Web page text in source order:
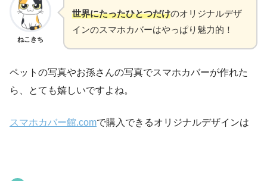
ねこきち
世界にたったひとつだけのオリジナルデザ
インのスマホカバーはやっぱり魅力的！
ペットの写真やお孫さんの写真でスマホカバーが作れた
ら、とても嬉しいですよね。
スマホカバー館.comで購入できるオリジナルデザインは